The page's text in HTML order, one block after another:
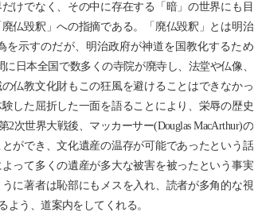
けでなく、その中に存在する「暗」の世界にも目
仏毀釈」への指摘である。「廃仏毀釈」とは明治
を示すのだが、明治政府が神道を国教化するため
日本全国で数多くの寺院が廃寺し、法堂や仏像、
仏教文化財もこの狂風を避けることはできなかっ
した屈折した一面を語ることにより、栄辱の歴史
次世界大戦後、マッカーサー(Douglas MacArthur)の
ができ、文化遺産の温存が可能であったという話
って多くの遺産が多大な被害を被ったという事実
に著者は恥部にもメスを入れ、読者が多角的な視
う、道案内をしてくれる。